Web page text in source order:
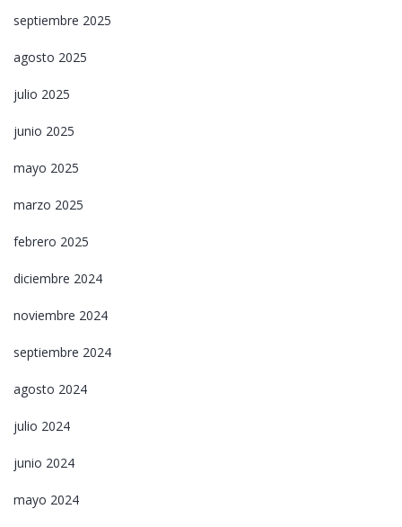
septiembre 2025
agosto 2025
julio 2025
junio 2025
mayo 2025
marzo 2025
febrero 2025
diciembre 2024
noviembre 2024
septiembre 2024
agosto 2024
julio 2024
junio 2024
mayo 2024